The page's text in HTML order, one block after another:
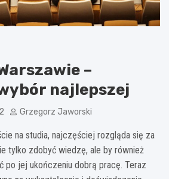
–
najlepszej
Grzegorz Jaworski
na studia, najczęściej rozgląda się za
tylko zdobyć wiedzę, ale by również
po jej ukończeniu dobrą pracę. Teraz